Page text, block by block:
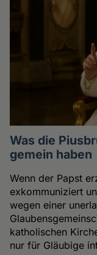
Was die
gemein haben
Wenn der Papst
exkommuniziert
wegen einer
katholischen
nur für Gläubige